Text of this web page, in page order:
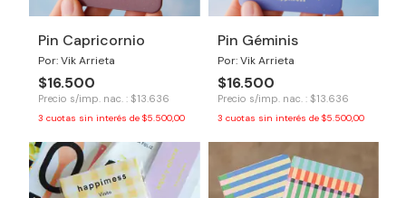
Pin Capricornio
Por: Vik Arrieta
$16.500
Precio s/imp. nac. : $13.636
3 cuotas sin interés de $5.500,00
Pin Géminis
Por: Vik Arrieta
$16.500
Precio s/imp. nac. : $13.636
3 cuotas sin interés de $5.500,00